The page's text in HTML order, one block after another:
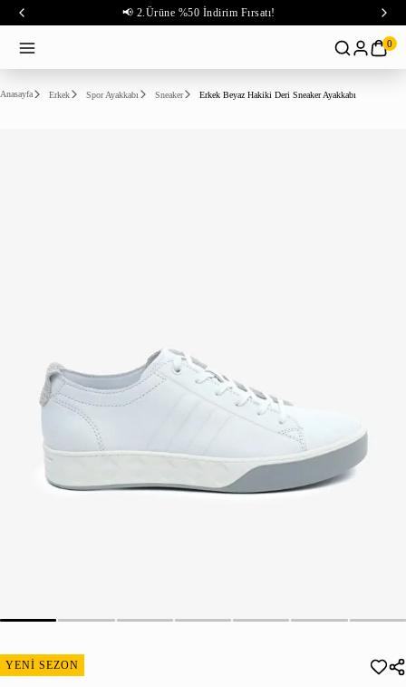
📢 2.Ürüne %50 İndirim Fırsatı!
0
Anasayfa Erkek Spor Ayakkabı Sneaker Erkek Beyaz Hakiki Deri Sneaker Ayakkabı
YENİ SEZON